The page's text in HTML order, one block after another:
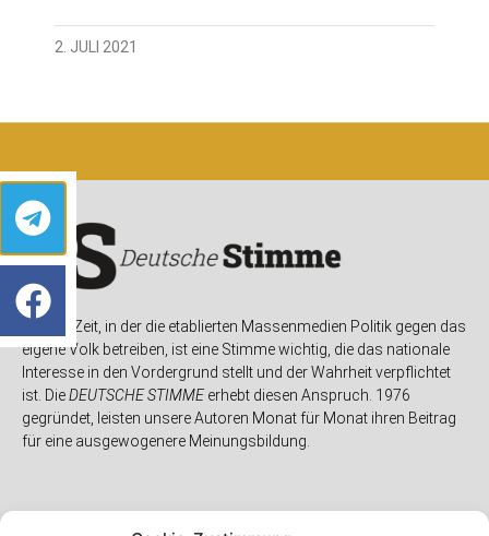
2. JULI 2021
In einer Zeit, in der die etablierten Massenmedien Politik gegen das
eigene Volk betreiben, ist eine Stimme wichtig, die das nationale
Interesse in den Vordergrund stellt und der Wahrheit verpflichtet
ist. DieDEUTSCHE STIMMEerhebt diesen Anspruch. 1976
gegründet, leisten unsere Autoren Monat für Monat ihren Beitrag
für eine ausgewogenere Meinungsbildung.